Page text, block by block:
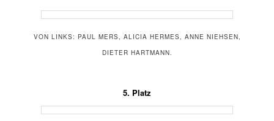
VON LINKS: PAUL MERS, ALICIA HERMES, ANNE NIEHSEN,
DIETER HARTMANN.
5. Platz